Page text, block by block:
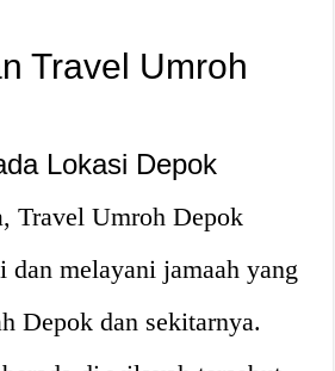
Travel Umroh
Lokasi Depok
Travel Umroh Depok
dan melayani jamaah yang
Depok dan sekitarnya.